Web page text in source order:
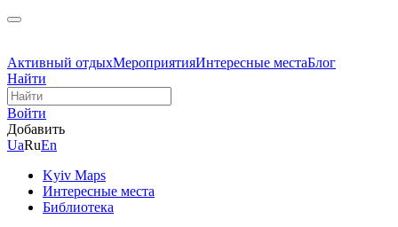
Активный отдыхМероприятияИнтересные местаБлог
Найти
Войти
Добавить
UaRuEn
Kyiv Maps
Интересные места
Библиотека